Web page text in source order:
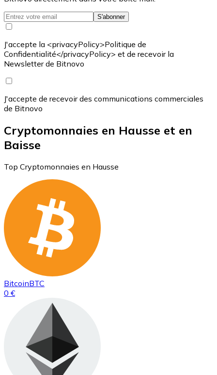
S'abonner
J'accepte la <privacyPolicy>Politique de
Confidentialité</privacyPolicy> et de recevoir la
Newsletter de Bitnovo
J'accepte de recevoir des communications commerciales
de Bitnovo
Cryptomonnaies en Hausse et en
Baisse
Top Cryptomonnaies en Hausse
BitcoinBTC
0 €